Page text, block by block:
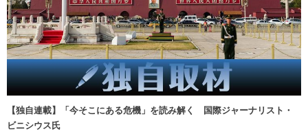
【独自連載】「今そこにある危機」を読み解く 国際ジャーナリスト・
ビニシウス氏